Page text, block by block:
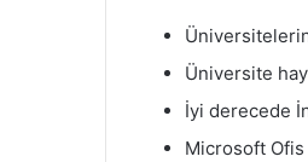
Üniversite
İyi derecede
Microsoft Ofis